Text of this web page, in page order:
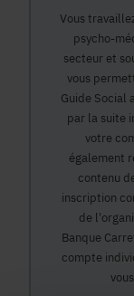
Vous
psycho-
secteur et
vous
Guide Social
par la suite
votre
également
contenu
inscription
de
Banque
compte